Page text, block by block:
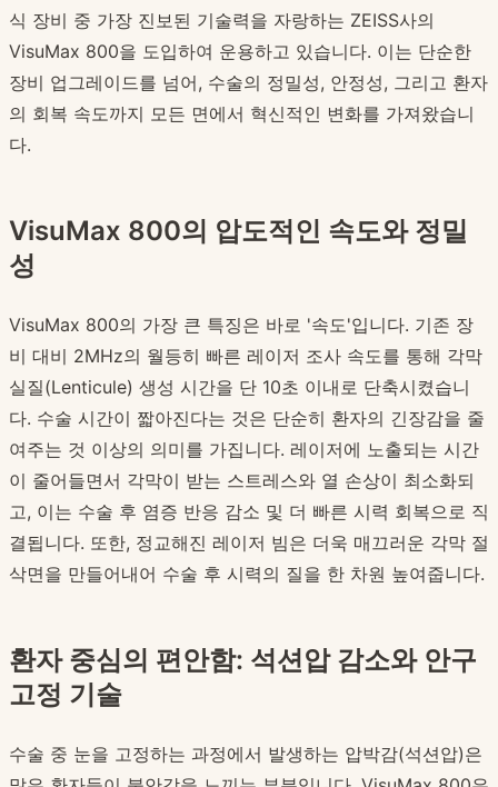
식 장비 중 가장 진보된 기술력을 자랑하는 ZEISS사의
VisuMax 800을 도입하여 운용하고 있습니다. 이는 단순한
장비 업그레이드를 넘어, 수술의 정밀성, 안정성, 그리고 환자
의 회복 속도까지 모든 면에서 혁신적인 변화를 가져왔습니
다.
VisuMax 800의 압도적인 속도와 정밀
성
VisuMax 800의 가장 큰 특징은 바로 '속도'입니다. 기존 장
비 대비 2MHz의 월등히 빠른 레이저 조사 속도를 통해 각막
실질(Lenticule) 생성 시간을 단 10초 이내로 단축시켰습니
다. 수술 시간이 짧아진다는 것은 단순히 환자의 긴장감을 줄
여주는 것 이상의 의미를 가집니다. 레이저에 노출되는 시간
이 줄어들면서 각막이 받는 스트레스와 열 손상이 최소화되
고, 이는 수술 후 염증 반응 감소 및 더 빠른 시력 회복으로 직
결됩니다. 또한, 정교해진 레이저 빔은 더욱 매끄러운 각막 절
삭면을 만들어내어 수술 후 시력의 질을 한 차원 높여줍니다.
환자 중심의 편안함: 석션압 감소와 안구
고정 기술
수술 중 눈을 고정하는 과정에서 발생하는 압박감(석션압)은